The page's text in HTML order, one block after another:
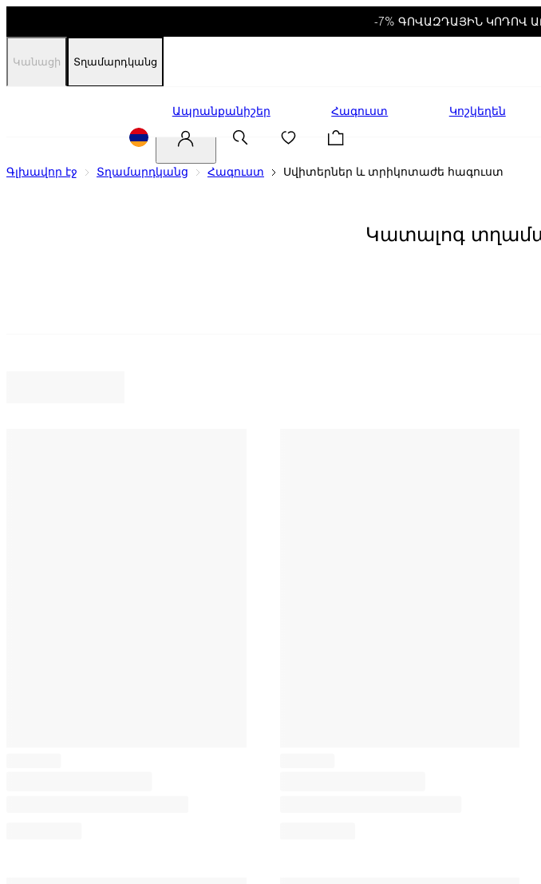
-7% ԳՈՎԱԶԴԱՅԻՆ ԿՈԴՈՎ
Կանացի Տղամարդկանց
Ապրանքանիշեր Հագուստ Կոշկեղեն
Գլխավոր էջ Տղամարդկանց Հագուստ Սվիտերներ և տրիկոտաժե հագուստ
Կատալոգ